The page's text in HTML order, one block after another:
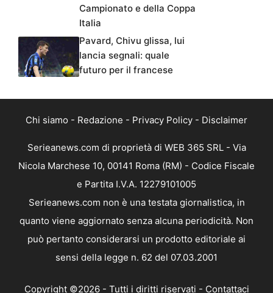
Campionato e della Coppa
Italia
Pavard, Chivu glissa, lui
lancia segnali: quale
futuro per il francese
Chi siamo - Redazione - Privacy Policy - Disclaimer
Serieanews.com di proprietà di WEB 365 SRL - Via
Nicola Marchese 10, 00141 Roma (RM) - Codice Fiscale
e Partita I.V.A. 12279101005
Serieanews.com non è una testata giornalistica, in
quanto viene aggiornato senza alcuna periodicità. Non
può pertanto considerarsi un prodotto editoriale ai
sensi della legge n. 62 del 07.03.2001
Copyright ©2026 - Tutti i diritti riservati - Contattaci